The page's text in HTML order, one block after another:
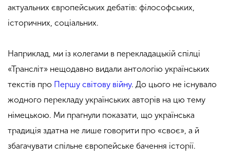
актуальних європейських дебатів: філософських,
історичних, соціальних.
Наприклад, ми із колегами в перекладацькій спілці
«Трансліт» нещодавно видали антологію українських
текстів про Першу світову війну. До цього не існувало
жодного перекладу українських авторів на цю тему
німецькою. Ми прагнули показати, що українська
традиція здатна не лише говорити про «своє», а й
збагачувати спільне європейське бачення історії.